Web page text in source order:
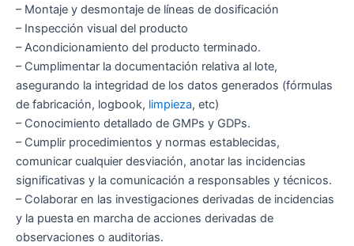
– Montaje y desmontaje de líneas de dosificación
– Inspección visual del producto
– Acondicionamiento del producto terminado.
– Cumplimentar la documentación relativa al lote,
asegurando la integridad de los datos generados (fórmulas
de fabricación, logbook, limpieza, etc)
– Conocimiento detallado de GMPs y GDPs.
– Cumplir procedimientos y normas establecidas,
comunicar cualquier desviación, anotar las incidencias
significativas y la comunicación a responsables y técnicos.
– Colaborar en las investigaciones derivadas de incidencias
y la puesta en marcha de acciones derivadas de
observaciones o auditorias.